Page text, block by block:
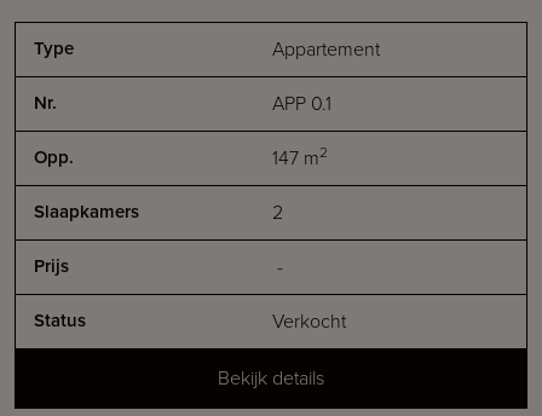
Appartement
APP 0.1
147 m2
2
-
Verkocht
Bekijk details